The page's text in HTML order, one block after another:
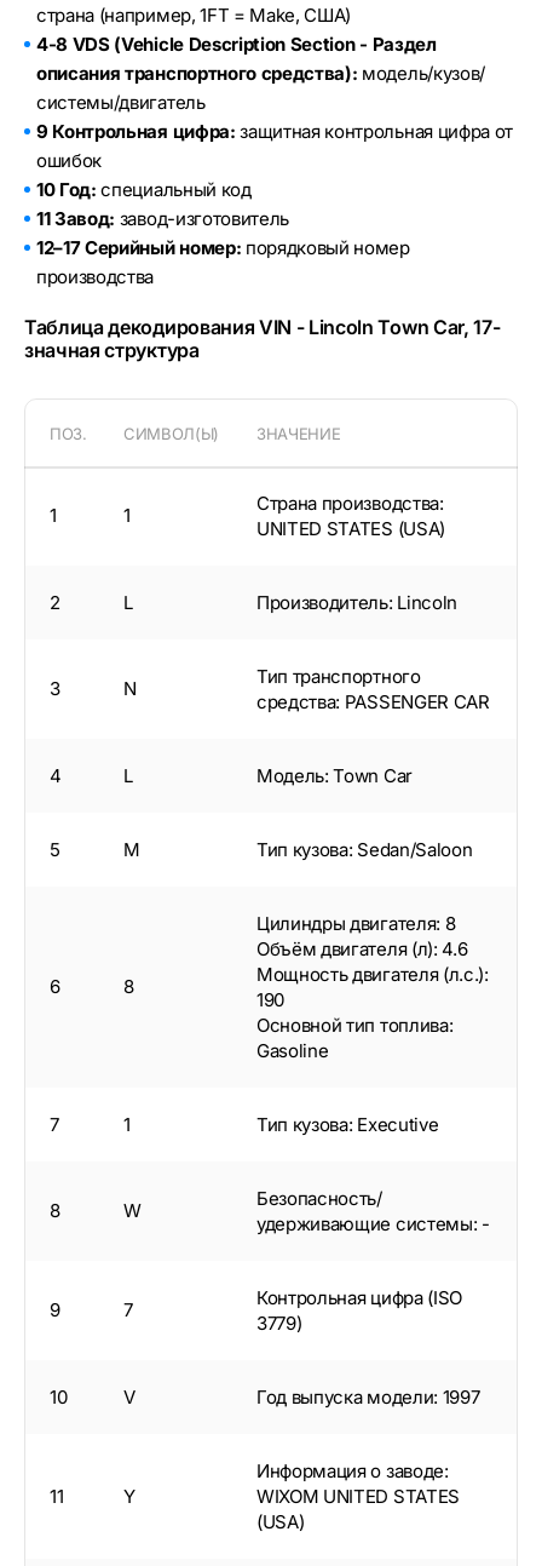
страна (например, 1FT = Make, США)
4-8 VDS (Vehicle Description Section - Раздел
описания транспортного средства): модель/кузов/
системы/двигатель
9 Контрольная цифра: защитная контрольная цифра от
ошибок
10 Год: специальный код
11 Завод: завод-изготовитель
12–17 Серийный номер: порядковый номер
производства
Таблица декодирования VIN - Lincoln Town Car, 17-
значная структура
ПОЗ. СИМВОЛ(Ы) ЗНАЧЕНИЕ
1 1
Страна производства:
UNITED STATES (USA)
2 L Производитель: Lincoln
3 N
Тип транспортного
средства: PASSENGER CAR
4 L Модель: Town Car
5 M Тип кузова: Sedan/Saloon
6 8
Цилиндры двигателя: 8
Объём двигателя (л): 4.6
Мощность двигателя (л.с.):
190
Основной тип топлива:
Gasoline
7 1 Тип кузова: Executive
8 W
Безопасность/
удерживающие системы: -
9 7
Контрольная цифра (ISO
3779)
10 V Год выпуска модели: 1997
11 Y
Информация о заводе:
WIXOM UNITED STATES
(USA)